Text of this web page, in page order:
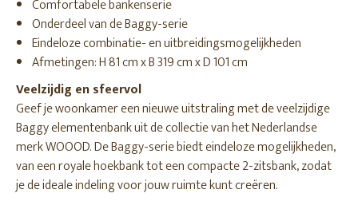
Comfortabele bankenserie
Onderdeel van de Baggy-serie
Eindeloze combinatie- en uitbreidingsmogelijkheden
Afmetingen: H 81 cm x B 319 cm x D 101 cm
Veelzijdig en sfeervol
Geef je woonkamer een nieuwe uitstraling met de veelzijdige
Baggy elementenbank uit de collectie van het Nederlandse
merk WOOOD. De Baggy-serie biedt eindeloze mogelijkheden,
van een royale hoekbank tot een compacte 2-zitsbank, zodat
je de ideale indeling voor jouw ruimte kunt creëren.